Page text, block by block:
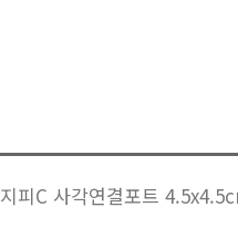
지피C 사각연결포트